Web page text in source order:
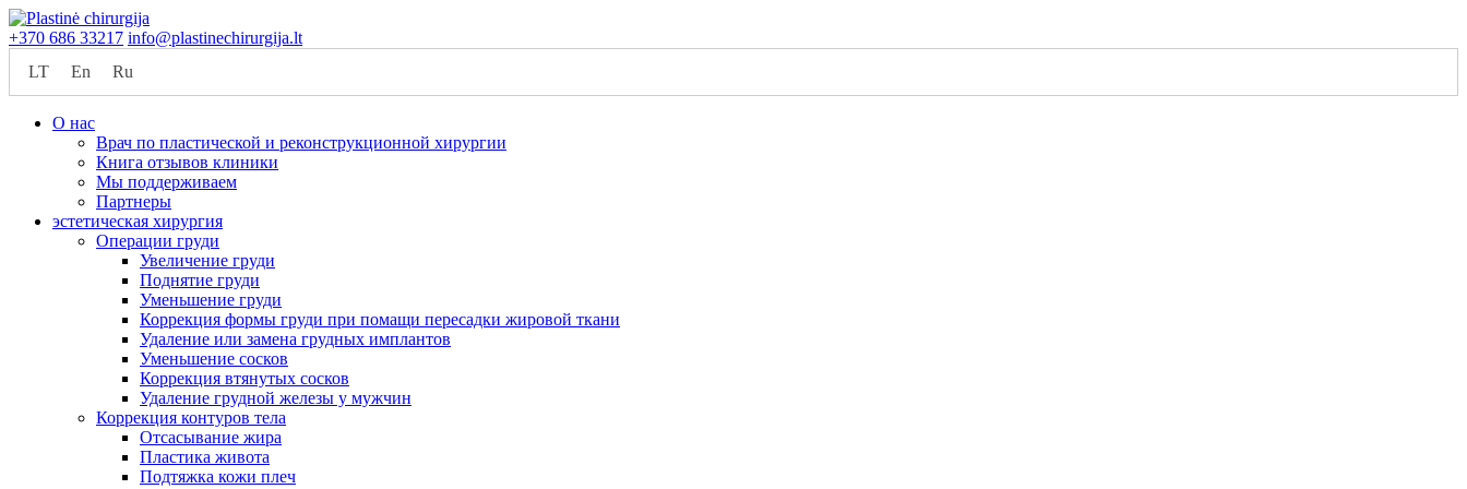
+370 686 33217 info@plastinechirurgija.lt
LT
En Ru
О нас
Врач по пластической и реконструкционной хирургии
Книга отзывов клиники
Мы поддерживаем
Партнеры
эстетическая хирургия
Операции груди
Увеличение груди
Поднятие груди
Уменьшение груди
Коррекция формы груди при помащи пересадки жировой ткани
Удаление или замена грудных имплантов
Уменьшение сосков
Коррекция втянутых сосков
Удаление грудной железы у мужчин
Коррекция контуров тела
Oтсасывание жира
Пластика живота
Подтяжка кожи плеч